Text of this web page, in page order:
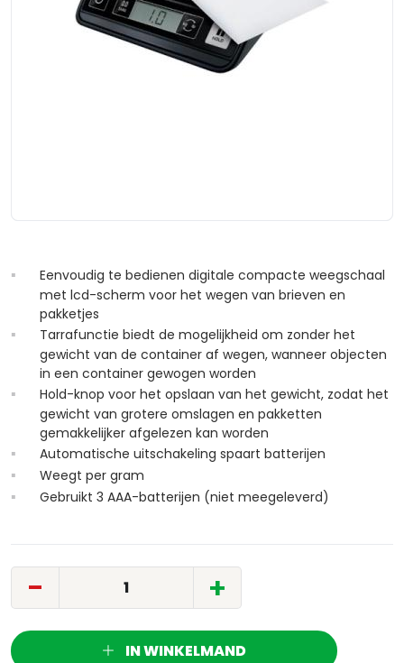
Eenvoudig te bedienen digitale compacte weegschaal
met lcd-scherm voor het wegen van brieven en
pakketjes
Tarrafunctie biedt de mogelijkheid om zonder het
gewicht van de container af wegen, wanneer objecten
in een container gewogen worden
Hold-knop voor het opslaan van het gewicht, zodat het
gewicht van grotere omslagen en pakketten
gemakkelijker afgelezen kan worden
Automatische uitschakeling spaart batterijen
Weegt per gram
Gebruikt 3 AAA-batterijen (niet meegeleverd)
- +
IN WINKELMAND